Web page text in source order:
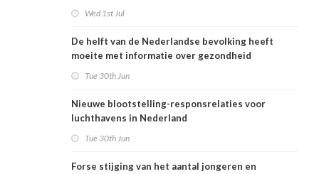
Wed 1st Jul
De helft van de Nederlandse bevolking heeft
moeite met informatie over gezondheid
Tue 30th Jun
Nieuwe blootstelling-responsrelaties voor
luchthavens in Nederland
Tue 30th Jun
Forse stijging van het aantal jongeren en